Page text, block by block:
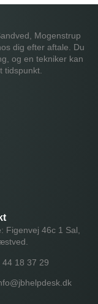
Mogenstrup
dig efter aftale. Du
og en tekniker kan
tidspunkt.
Figenvej 46c 1 Sal,
44 18 37 29